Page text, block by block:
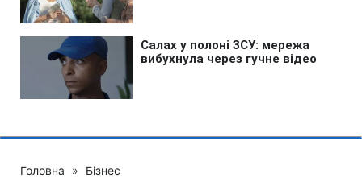
Головна » Бізнес